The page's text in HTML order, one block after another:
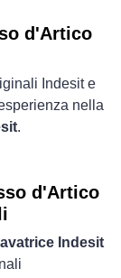
d'Artico
Indesit e
nella
.
d'Artico
Indesit